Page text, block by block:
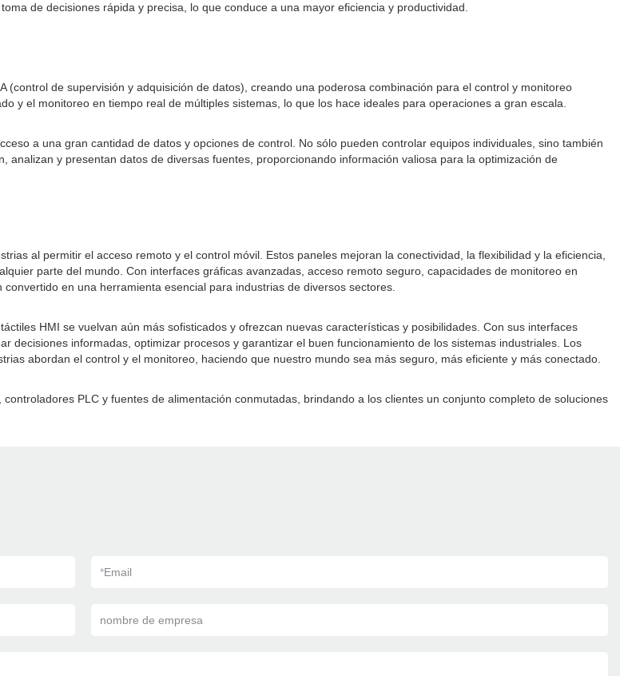
de decisiones rápida y precisa, lo que conduce a una mayor eficiencia y productividad.
de supervisión y adquisición de datos), creando una poderosa combinación para el control y monitoreo
y el monitoreo en tiempo real de múltiples sistemas, lo que los hace ideales para operaciones a gran escala.
a una gran cantidad de datos y opciones de control. No sólo pueden controlar equipos individuales, sino también
y presentan datos de diversas fuentes, proporcionando información valiosa para la optimización de
al permitir el acceso remoto y el control móvil. Estos paneles mejoran la conectividad, la flexibilidad y la eficiencia,
parte del mundo. Con interfaces gráficas avanzadas, acceso remoto seguro, capacidades de monitoreo en
en una herramienta esencial para industrias de diversos sectores.
HMI se vuelvan aún más sofisticados y ofrezcan nuevas características y posibilidades. Con sus interfaces
decisiones informadas, optimizar procesos y garantizar el buen funcionamiento de los sistemas industriales. Los
abordan el control y el monitoreo, haciendo que nuestro mundo sea más seguro, más eficiente y más conectado.
PLC y fuentes de alimentación conmutadas, brindando a los clientes un conjunto completo de soluciones
*Email
nombre de empresa